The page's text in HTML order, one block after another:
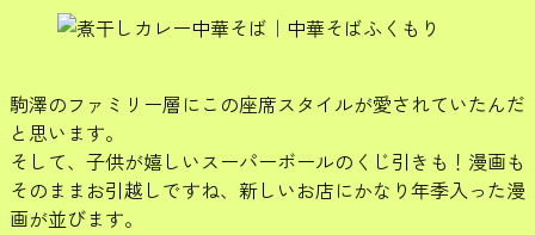
駒澤のファミリー層にこの座席スタイルが愛されていたんだ
と思います。
そして、子供が嬉しいスーパーボールのくじ引きも！漫画も
そのままお引越しですね、新しいお店にかなり年季入った漫
画が並びます。